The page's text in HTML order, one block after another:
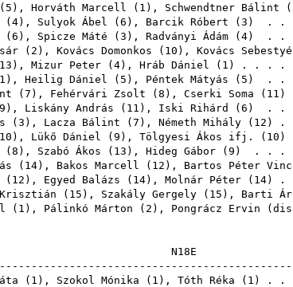
5 ), Horváth Marcell ( 1 ), Schwendtner Bálint (
( 4), Sulyok Ábel ( 6 ), Barcik Róbert ( 3 ) . .
( 6 ), Spicze Máté ( 3 ), Radványi Ádám ( 4) . .
( 2 ), Kovács Domonkos ( 10 ), Kovács
13 ), Mizur Peter ( 4), Hráb Dániel ( 1 ) . . . .
), Heilig Dániel ( 5 ), Péntek Mátyás ( 5 ) . .
( 7 ), Fehérvári Zsolt ( 8 ), Cserki Soma ( 11 )
9 ), Liskány András ( 11 ), Iski Rihárd ( 6 ) . .
( 3 ), Lacza Bálint ( 7 ), Németh Mihály ( 12 ) .
10 ), Lükő Dániel ( 9 ), Tölgyesi Ákos ifj. ( 10 )
( 8 ), Szabó Ákos ( 13 ), Hideg Gábor ( 9 ) . . .
( 14), Bakos Marcell ( 12 ), Bartos Péter
( 12 ), Egyed Balázs ( 14), Molnár Péter ( 14) .
( 15 ), Szakály Gergely ( 15 ), Barti
( 1 ), Pálinkó Márton ( 2 ), Pongrácz Ervin (
( 1 ), Szokol Mónika ( 1 ), Tóth Réka ( 1 ) . .